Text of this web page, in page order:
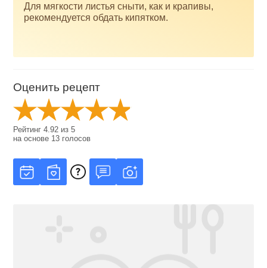
Для мягкости листья сныти, как и крапивы,
рекомендуется обдать кипятком.
Оценить рецепт
Рейтинг4.92 из5
на основе 13 голосов